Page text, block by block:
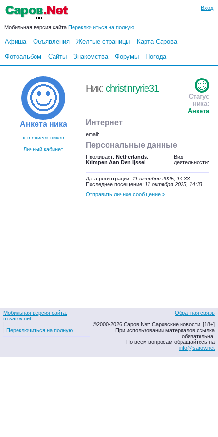
Вход
Мобильная версия сайта Переключиться на полную
Афиша Объявления Желтые страницы
Карта Сарова
Фотоальбом
Сайты Знакомства Форумы Погода
Анкета ника
« в список ников
Личный кабинет
Ник: christinryrie31
Статус
ника:
Анкета
Интернет
email:
Персональные данные
Проживает: Netherlands,
Krimpen Aan Den Ijssel
Вид
деятельности:
Дата регистрации: 11 октября 2025, 14:33
Последнее посещение: 11 октября 2025, 14:33
Отправить личное сообщение »
Мобильная версия сайта:
m.sarov.net
|
| Переключиться на полную
Обратная связь
©2000-2026 Саров.Net: Саровские новости. [18+]
При использовании материалов ссылка
обязательна.
По всем вопросам обращайтесь на
info@sarov.net